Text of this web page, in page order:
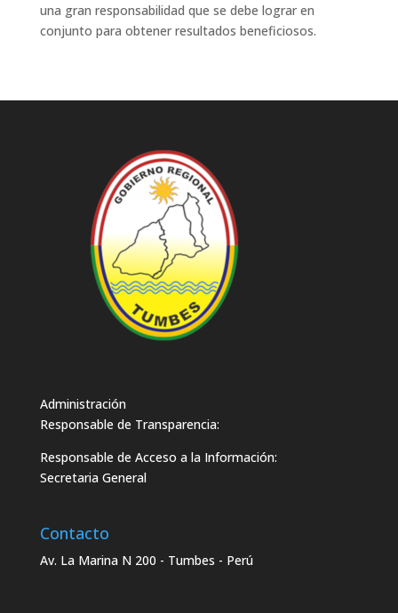
una gran responsabilidad que se debe lograr en
conjunto para obtener resultados beneficiosos.
Administración
Responsable de Transparencia:
Responsable de Acceso a la Información:
Secretaria General
Contacto
Av. La Marina N 200 - Tumbes - Perú